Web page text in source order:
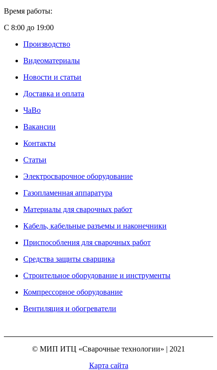
Время работы:
С 8:00 до 19:00
Производство
Видеоматериалы
Новости и статьи
Доставка и оплата
ЧаВо
Вакансии
Контакты
Статьи
Электросварочное оборудование
Газопламенная аппаратура
Материалы для сварочных работ
Кабель, кабельные разъемы и наконечники
Приспособления для сварочных работ
Средства защиты сварщика
Строительное оборудование и инструменты
Компрессорное оборудование
Вентиляция и обогреватели
© МИП ИТЦ «Сварочные технологии» | 2021
Карта сайта